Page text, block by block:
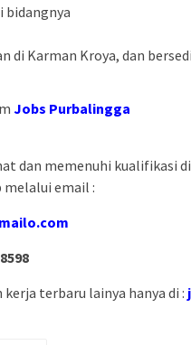
bidangnya
di Karman Kroya, dan
Jobs Purbalingga
dan memenuhi kualifikasi
melalui email :
terbaru lainya hanya di :